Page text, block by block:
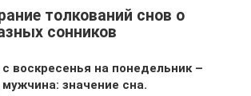
толкований снов о
сонников
воскресенья на понедельник –
мужчина: значение сна.